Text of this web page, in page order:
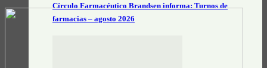
Círculo Farmacéutico Brandsen informa: Turnos de
farmacias – agosto 2026